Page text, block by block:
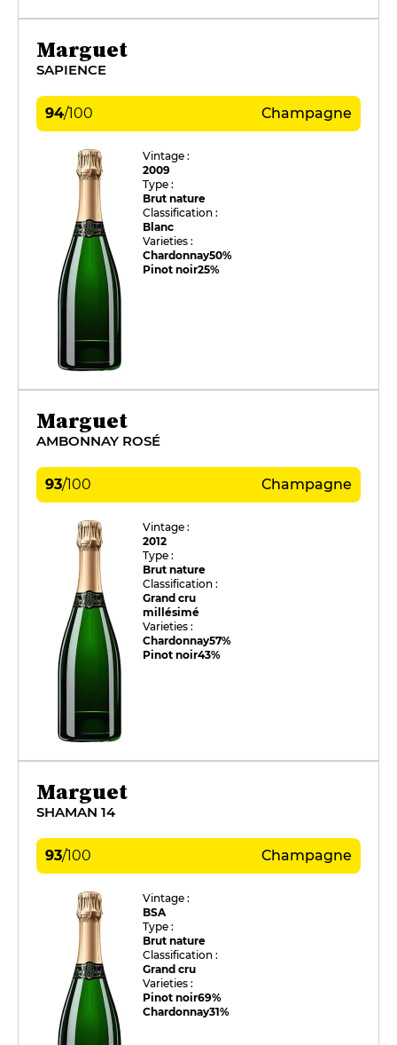
Marguet
SAPIENCE
94/100 Champagne
Vintage :
2009
Type :
Brut nature
Classification :
Blanc
Varieties :
Chardonnay50%
Pinot noir25%
Marguet
AMBONNAY ROSÉ
93/100 Champagne
Vintage :
2012
Type :
Brut nature
Classification :
Grand cru
millésimé
Varieties :
Chardonnay57%
Pinot noir43%
Marguet
SHAMAN 14
93/100 Champagne
Vintage :
BSA
Type :
Brut nature
Classification :
Grand cru
Varieties :
Pinot noir69%
Chardonnay31%